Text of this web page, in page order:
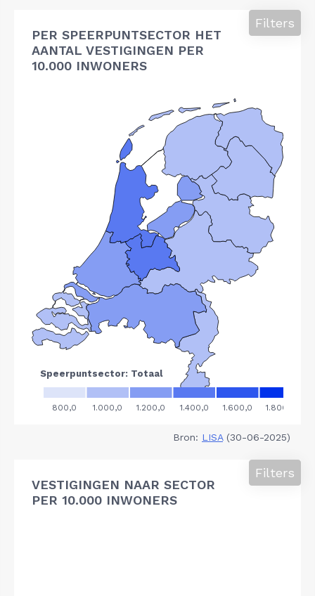
PER SPEERPUNTSECTOR HET
AANTAL VESTIGINGEN PER
10.000 INWONERS
Filters
Bron: LISA(30-06-2025)
VESTIGINGEN NAAR SECTOR
PER 10.000 INWONERS
Filters